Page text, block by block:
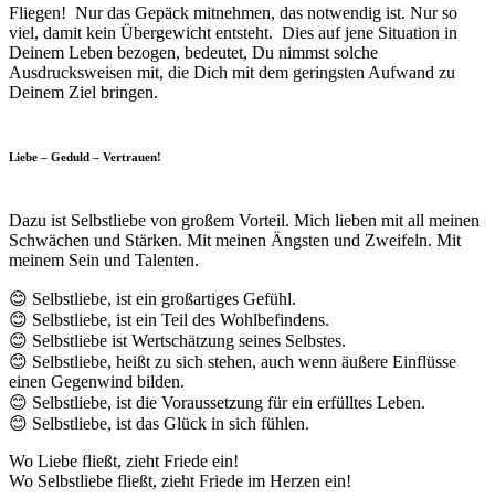
Fliegen! Nur das Gepäck mitnehmen, das notwendig ist. Nur so
viel, damit kein Übergewicht entsteht. Dies auf jene Situation in
Deinem Leben bezogen, bedeutet, Du nimmst solche
Ausdrucksweisen mit, die Dich mit dem geringsten Aufwand zu
Deinem Ziel bringen.
Liebe – Geduld – Vertrauen!
Dazu ist Selbstliebe von großem Vorteil. Mich lieben mit all meinen
Schwächen und Stärken. Mit meinen Ängsten und Zweifeln. Mit
meinem Sein und Talenten.
😊 Selbstliebe, ist ein großartiges Gefühl.
😊 Selbstliebe, ist ein Teil des Wohlbefindens.
😊 Selbstliebe ist Wertschätzung seines Selbstes.
😊 Selbstliebe, heißt zu sich stehen, auch wenn äußere Einflüsse
einen Gegenwind bilden.
😊 Selbstliebe, ist die Voraussetzung für ein erfülltes Leben.
😊 Selbstliebe, ist das Glück in sich fühlen.
Wo Liebe fließt, zieht Friede ein!
Wo Selbstliebe fließt, zieht Friede im Herzen ein!